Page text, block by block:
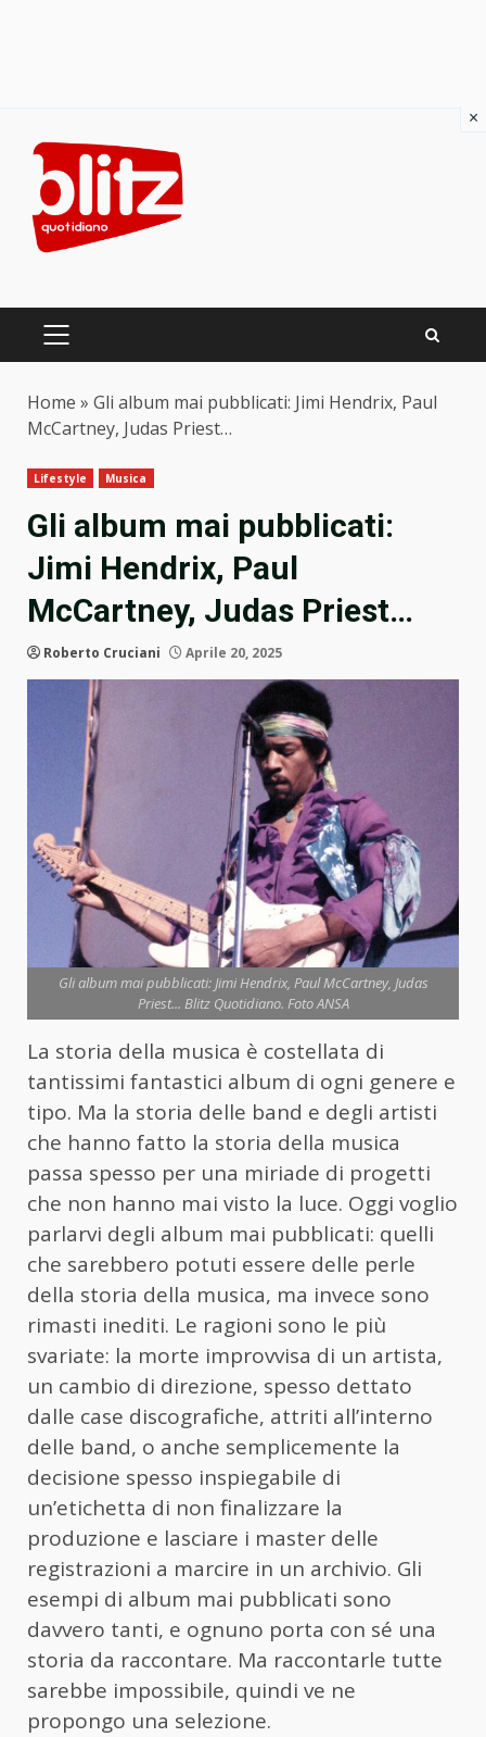
content
PRIMARY
Home » Gli album mai pubblicati: Jimi Hendrix, Paul
McCartney, Judas Priest…
Lifestyle Musica
Gli album mai pubblicati:
Jimi Hendrix, Paul
McCartney, Judas Priest…
Roberto Cruciani Aprile 20, 2025
Gli album mai pubblicati: Jimi Hendrix, Paul McCartney, Judas
Priest... Blitz Quotidiano. Foto ANSA
La storia della musica è costellata di
tantissimi fantastici album di ogni genere e
tipo. Ma la storia delle band e degli artisti
che hanno fatto la storia della musica
passa spesso per una miriade di progetti
che non hanno mai visto la luce. Oggi voglio
parlarvi degli album mai pubblicati: quelli
che sarebbero potuti essere delle perle
della storia della musica, ma invece sono
rimasti inediti. Le ragioni sono le più
svariate: la morte improvvisa di un artista,
un cambio di direzione, spesso dettato
dalle case discografiche, attriti all’interno
delle band, o anche semplicemente la
decisione spesso inspiegabile di
un’etichetta di non finalizzare la
produzione e lasciare i master delle
registrazioni a marcire in un archivio. Gli
esempi di album mai pubblicati sono
davvero tanti, e ognuno porta con sé una
storia da raccontare. Ma raccontarle tutte
sarebbe impossibile, quindi ve ne
propongo una selezione.
×